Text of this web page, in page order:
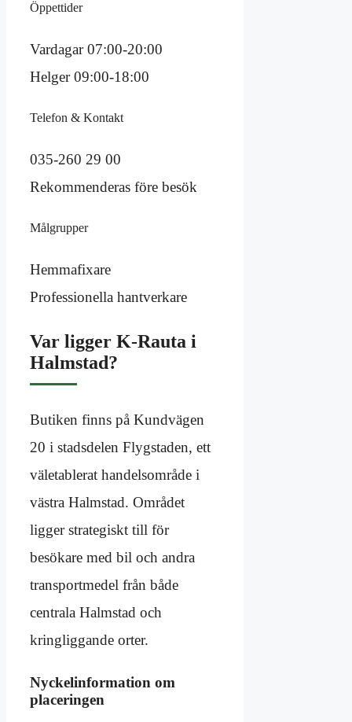
Öppettider
Vardagar 07:00-20:00
Helger 09:00-18:00
Telefon & Kontakt
035-260 29 00
Rekommenderas före besök
Målgrupper
Hemmafixare
Professionella hantverkare
Var ligger K-Rauta i
Halmstad?
Butiken finns på Kundvägen
20 i stadsdelen Flygstaden, ett
väletablerat handelsområde i
västra Halmstad. Området
ligger strategiskt till för
besökare med bil och andra
transportmedel från både
centrala Halmstad och
kringliggande orter.
Nyckelinformation om
placeringen